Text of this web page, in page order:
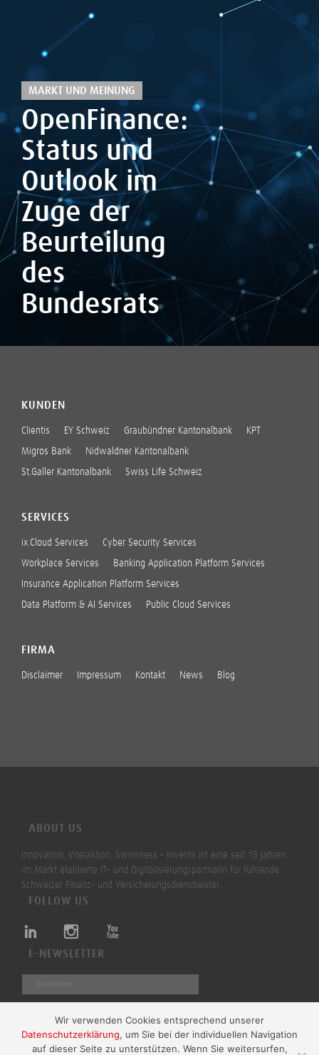
MARKT UND MEINUNG
OpenFinance:
Status und
Outlook im
Zuge der
Beurteilung
des
Bundesrats
KUNDEN
Clientis EY Schweiz Graubündner Kantonalbank KPT
Migros Bank Nidwaldner Kantonalbank
St.Galler Kantonalbank Swiss Life Schweiz
SERVICES
ix.Cloud Services Cyber Security Services
Workplace Services Banking Application Platform Services
Insurance Application Platform Services
Data Platform & AI Services Public Cloud Services
FIRMA
Disclaimer Impressum Kontakt News Blog
ABOUT US
Innovation, Interaktion, Swissness – Inventx ist eine seit 15 Jahren
im Markt etablierte IT- und Digitalisierungspartnerin für führende
Schweizer Finanz- und Versicherungsdienstleister.
FOLLOW US
E-NEWSLETTER
Absenden
Wir verwenden Cookies entsprechend unserer
Datenschutzerklärung, um Sie bei der individuellen Navigation
auf dieser Seite zu unterstützen. Wenn Sie weitersurfen,